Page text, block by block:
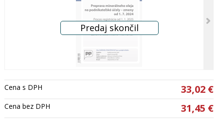
Cena s DPH 33,02 €
Cena bez DPH 31,45 €